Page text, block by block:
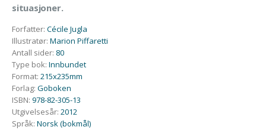
situasjoner.
Forfatter: Cécile Jugla
Illustratør: Marion Piffaretti
Antall sider: 80
Type bok: Innbundet
Format: 215x235mm
Forlag: Goboken
ISBN: 978-82-305-13
Utgivelsesår: 2012
Språk: Norsk (bokmål)